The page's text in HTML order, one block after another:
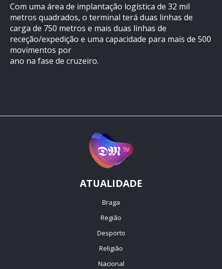
Com uma área de implantação logística de 32 mil
metros quadrados, o terminal terá duas linhas de
carga de 750 metros e mais duas linhas de
receção/expedição e uma capacidade para mais de 500
movimentos por
ano na fase de cruzeiro.
ATUALIDADE
Braga
Região
Desporto
Religião
Nacional